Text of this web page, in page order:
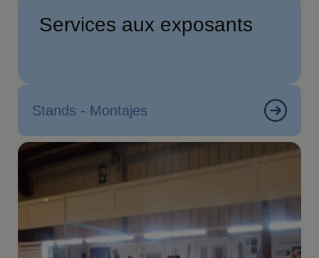
Services aux exposants
Stands - Montajes